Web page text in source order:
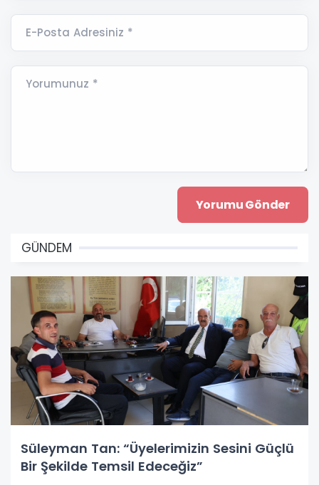
E-Posta Adresiniz *
Yorumunuz *
GÜNDEM
Süleyman Tan: “Üyelerimizin Sesini Güçlü
Bir Şekilde Temsil Edeceğiz”